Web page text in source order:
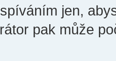
jen,
pak může